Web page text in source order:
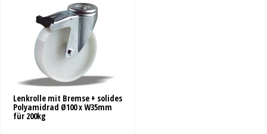
Lenkrolle mit Bremse + solides
Polyamidrad Ø100 x W35mm
für 200kg